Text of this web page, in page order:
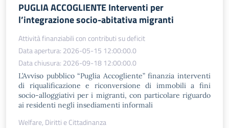
PUGLIA ACCOGLIENTE Interventi per
l’integrazione socio-abitativa migranti
Attività finanziabili con contributi su deficit
Data apertura: 2026-05-15 12:00:00.0
Data chiusura: 2026-09-18 12:00:00.0
L’Avviso pubblico “Puglia Accogliente” finanzia interventi
di riqualificazione e riconversione di immobili a fini
socio-alloggiativi per i migranti, con particolare riguardo
ai residenti negli insediamenti informali
Welfare, Diritti e Cittadinanza